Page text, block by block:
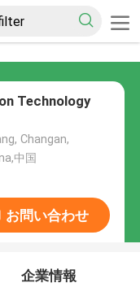
Technology
Changan,
中国
お問い合わせ
企業情報